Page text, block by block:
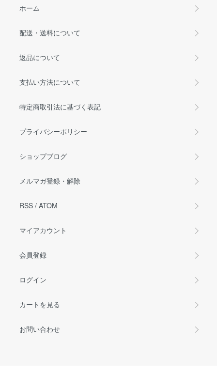
ホーム
配送・送料について
返品について
支払い方法について
特定商取引法に基づく表記
プライバシーポリシー
ショップブログ
メルマガ登録・解除
RSS / ATOM
マイアカウント
会員登録
ログイン
カートを見る
お問い合わせ